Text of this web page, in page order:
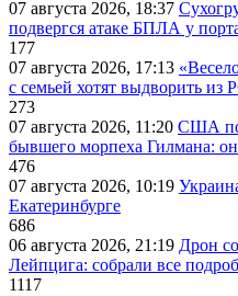
07 августа 2026, 18:37
подвергся атаке БПЛА у
177
07 августа 2026, 17:13
с семьей хотят выдворить из
273
07 августа 2026, 11:20 США
бывшего морпеха Гилмана:
476
07 августа 2026, 10:19
Екатеринбурге
686
06 августа 2026, 21:19 Дрон
Лейпцига: собрали все
1117